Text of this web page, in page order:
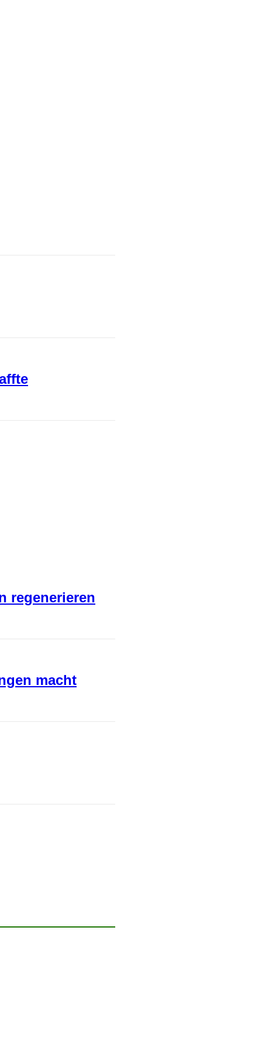
regenerieren
macht